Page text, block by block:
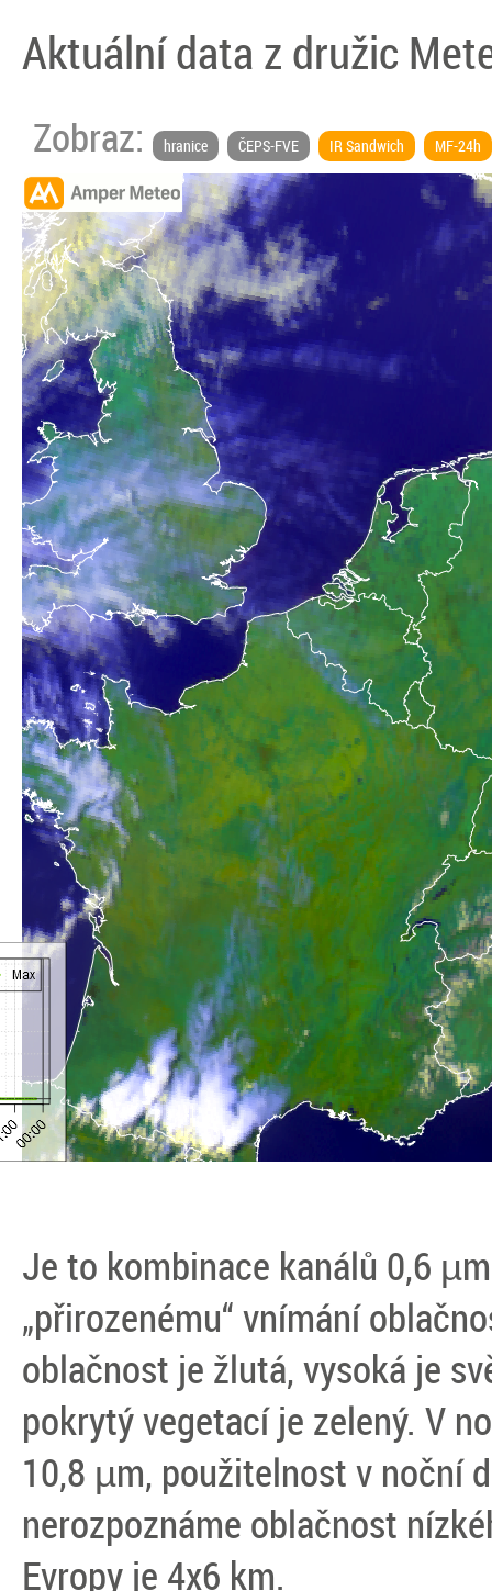
Aktuální data z družic
Zobraz: hranice ČEPS-FVE IR Sandwich MF-24h
Je to kombinace kanálů 0,6
„přirozenému“ vnímání
oblačnost je žlutá, vysoká je
pokrytý vegetací je zelený. V
10,8 µm, použitelnost v noční
nerozpoznáme oblačnost
Evropy je 4x6 km.